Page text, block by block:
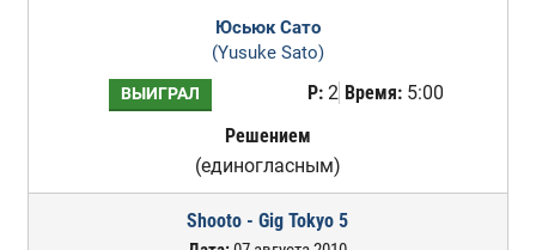
Юсьюк Сато
(Yusuke Sato)
ВЫИГРАЛ Р:2 Время:5:00
Решением
(единогласным)
Shooto - Gig Tokyo 5